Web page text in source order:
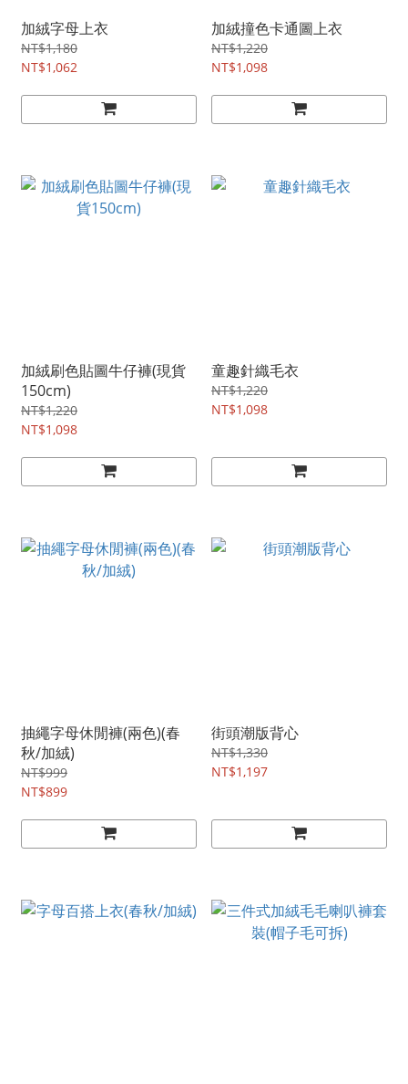
加絨字母上衣
NT$1,180
NT$1,062
加絨撞色卡通圖上衣
NT$1,220
NT$1,098
加絨刷色貼圖牛仔褲(現貨
150cm)
NT$1,220
NT$1,098
童趣針織毛衣
NT$1,220
NT$1,098
抽繩字母休閒褲(兩色)(春
秋/加絨)
NT$999
NT$899
街頭潮版背心
NT$1,330
NT$1,197